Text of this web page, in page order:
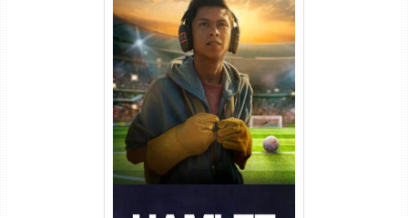
Um Goleiro Muito Improvável
Torrent (2026) WEB-DL 1080p
Dual Áudio